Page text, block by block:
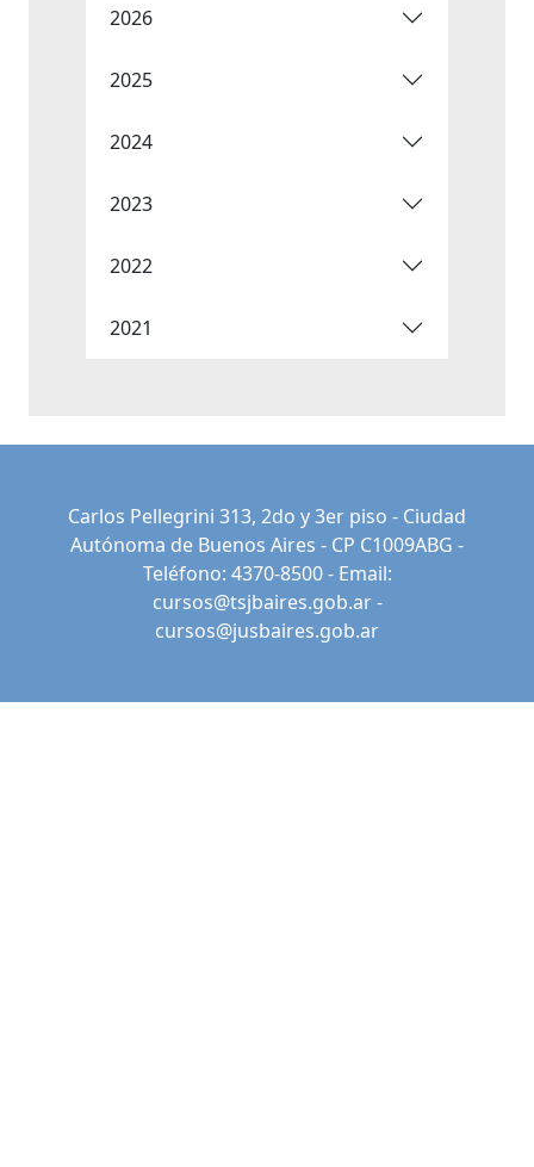
2026
2025
2024
2023
2022
2021
Carlos Pellegrini 313, 2do y 3er piso - Ciudad
Autónoma de Buenos Aires - CP C1009ABG -
Teléfono: 4370-8500 - Email:
cursos@tsjbaires.gob.ar-
cursos@jusbaires.gob.ar